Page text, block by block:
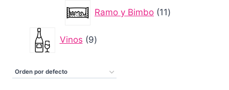
Ramo y Bimbo 11
11
productos
Vinos 9
9
productos